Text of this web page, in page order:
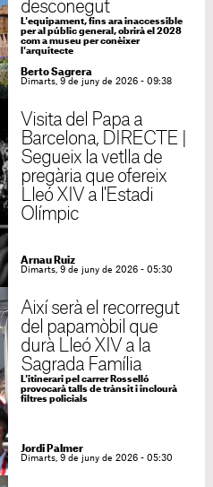
desconegut
L'equipament, fins ara inaccessible
per al públic general, obrirà el 2028
com a museu per conèixer
l'arquitecte
Berto Sagrera
Dimarts, 9 de juny de 2026 - 09:38
Visita del Papa a
Barcelona, DIRECTE |
Segueix la vetlla de
pregària que ofereix
Lleó XIV a l'Estadi
Olímpic
Arnau Ruiz
Dimarts, 9 de juny de 2026 - 05:30
Així serà el recorregut
del papamòbil que
durà Lleó XIV a la
Sagrada Família
L'itinerari pel carrer Rosselló
provocarà talls de trànsit i inclourà
filtres policials
Jordi Palmer
Dimarts, 9 de juny de 2026 - 05:30